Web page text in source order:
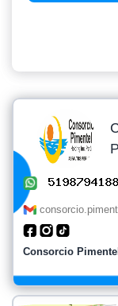
Consorcio